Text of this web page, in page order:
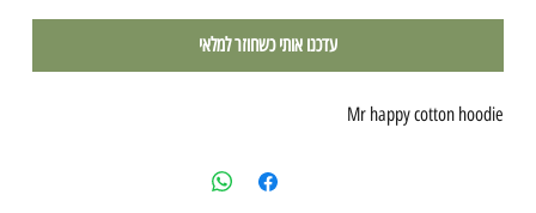
עדכנו אותי כשחוזר למלאי
Mr happy cotton hoodie